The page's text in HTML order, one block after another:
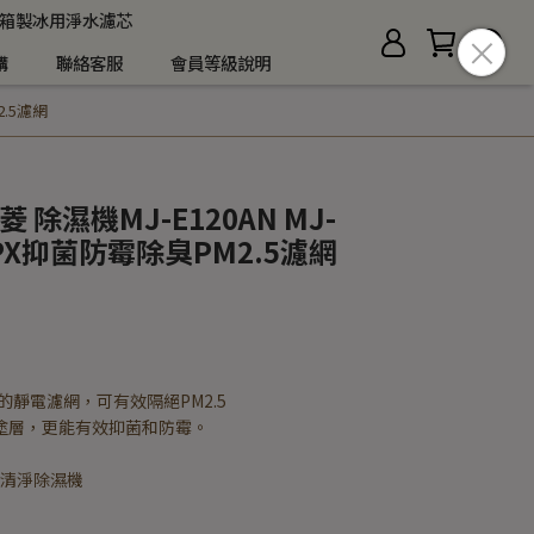
製冰用淨水濾芯
聯絡客服 會員等級說明
濾網
除濕機MJ-E120AN MJ-
抑菌防霉除臭PM2.5濾網
靜電濾網，可有效隔絕PM2.5
，更能有效抑菌和防霉。
淨除濕機